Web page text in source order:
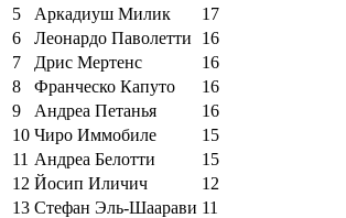
5
Аркадиуш Милик
17
6
Леонардо Паволетти
16
7
Дрис Мертенс
16
8
Франческо Капуто
16
9
Андреа Петанья
16
10 Чиро Иммобиле
15
11 Андреа Белотти
15
12 Йосип Иличич
12
13 Стефан Эль-Шаарави 11